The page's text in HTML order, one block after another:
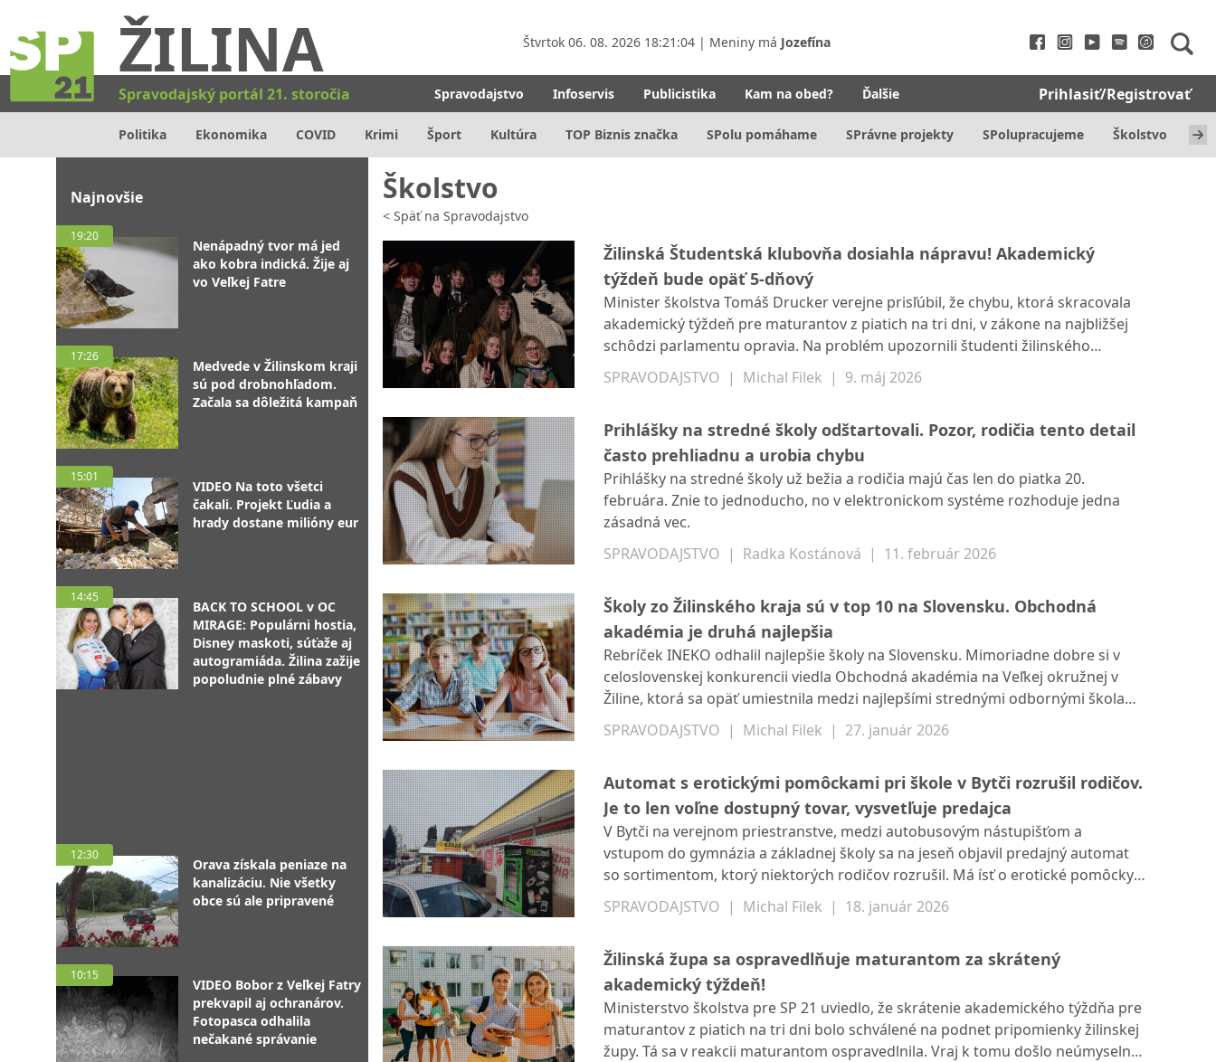
ŽILINA Štvrtok 06. 08. 2026 18:21:05 | Meniny má Jozefína
Spravodajský portál 21. storočia Spravodajstvo Infoservis Publicistika Kam na obed? Ďalšie Prihlasiť/Registrovať
Politika Ekonomika COVID Krimi Šport Kultúra TOP Biznis značka SPolu pomáhame SPrávne projekty SPolupracujeme Školstvo
Najnovšie
19:20
Nenápadný tvor má jed
ako kobra indická. Žije aj
vo Veľkej Fatre
17:26
Medvede v Žilinskom kraji
sú pod drobnohľadom.
Začala sa dôležitá kampaň
15:01
VIDEO Na toto všetci
čakali. Projekt Ľudia a
hrady dostane milióny eur
14:45
BACK TO SCHOOL v OC
MIRAGE: Populárni hostia,
Disney maskoti, súťaže aj
autogramiáda. Žilina zažije
popoludnie plné zábavy
12:30
Orava získala peniaze na
kanalizáciu. Nie všetky
obce sú ale pripravené
10:15
VIDEO Bobor z Veľkej Fatry
prekvapil aj ochranárov.
Fotopasca odhalila
nečakané správanie
Školstvo
< Späť na Spravodajstvo
Žilinská Študentská klubovňa dosiahla nápravu! Akademický
týždeň bude opäť 5-dňový
Minister školstva Tomáš Drucker verejne prisľúbil, že chybu, ktorá skracovala
akademický týždeň pre maturantov z piatich na tri dni, v zákone na najbližšej
schôdzi parlamentu opravia. Na problém upozornili študenti žilinského
gymnázia Varšavská združení v iniciatíve Študentská klubovňa. Spravodajský
portál SP 21 zistil, že formulácia sa do zákona dostala chybou, ktorú spôsobili
SPRAVODAJSTVO | Michal Filek | 9. máj 2026
Prihlášky na stredné školy odštartovali. Pozor, rodičia tento detail
často prehliadnu a urobia chybu
Prihlášky na stredné školy už bežia a rodičia majú čas len do piatka 20.
februára. Znie to jednoducho, no v elektronickom systéme rozhoduje jedna
zásadná vec.
SPRAVODAJSTVO | Radka Kostánová | 11. február 2026
Školy zo Žilinského kraja sú v top 10 na Slovensku. Obchodná
akadémia je druhá najlepšia
Rebríček INEKO odhalil najlepšie školy na Slovensku. Mimoriadne dobre si v
celoslovenskej konkurencii viedla Obchodná akadémia na Veľkej okružnej v
Žiline, ktorá sa opäť umiestnila medzi najlepšími strednými odbornými školami
na Slovensku. V TOP 10 je opäť aj gymnázium na Varšavskej. Zdroj: INEKO.
SPRAVODAJSTVO | Michal Filek | 27. január 2026
Automat s erotickými pomôckami pri škole v Bytči rozrušil rodičov.
Je to len voľne dostupný tovar, vysvetľuje predajca
V Bytči na verejnom priestranstve, medzi autobusovým nástupišťom a
vstupom do gymnázia a základnej školy sa na jeseň objavil predajný automat
so sortimentom, ktorý niektorých rodičov rozrušil. Má ísť o erotické pomôcky,
či žuvací tabak. Mesto, ani samosprávny kraj, o automate nemajú informácie.
Spoločnosť, ktorá automat prevádzkuje, však v ponúkanom sortimente
SPRAVODAJSTVO | Michal Filek | 18. január 2026
Žilinská župa sa ospravedlňuje maturantom za skrátený
akademický týždeň!
Ministerstvo školstva pre SP 21 uviedlo, že skrátenie akademického týždňa pre
maturantov z piatich na tri dni bolo schválené na podnet pripomienky žilinskej
župy. Tá sa v reakcii maturantom ospravedlnila. Vraj k tomu došlo neúmyselne,